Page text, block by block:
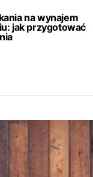
na wynajem
jak przygotować